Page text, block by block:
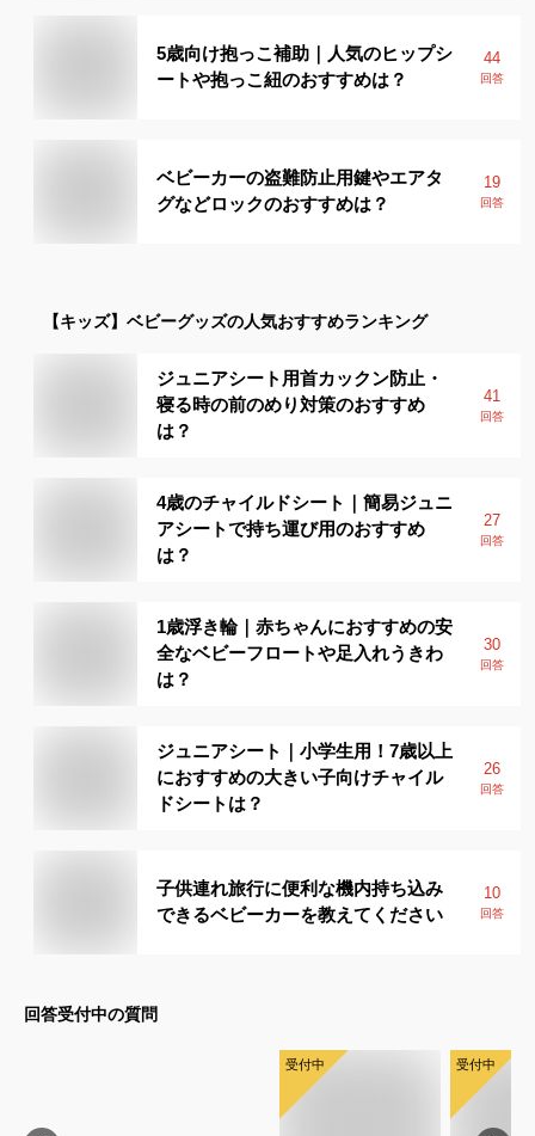
5歳向け抱っこ補助｜人気のヒップシ
ートや抱っこ紐のおすすめは？
44
回答
ベビーカーの盗難防止用鍵やエアタ
グなどロックのおすすめは？
19
回答
【キッズ】 ベビーグッズの人気おすすめランキング
ジュニアシート用首カックン防止・
寝る時の前のめり対策のおすすめ
は？
41
回答
4歳のチャイルドシート｜簡易ジュニ
アシートで持ち運び用のおすすめ
は？
27
回答
1歳浮き輪｜赤ちゃんにおすすめの安
全なベビーフロートや足入れうきわ
は？
30
回答
ジュニアシート｜小学生用！7歳以上
におすすめの大きい子向けチャイル
ドシートは？
26
回答
子供連れ旅行に便利な機内持ち込み
できるベビーカーを教えてください
10
回答
回答受付中の質問
受付中 受付中